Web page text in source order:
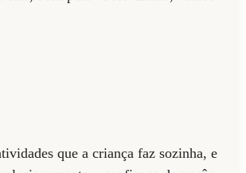
que a criança faz sozinha, e